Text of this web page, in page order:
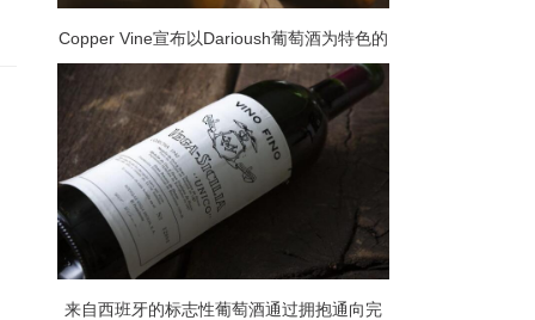
Copper Vine宣布以Darioush葡萄酒为特色的
葡萄酒盛宴
来自西班牙的标志性葡萄酒通过拥抱通向完